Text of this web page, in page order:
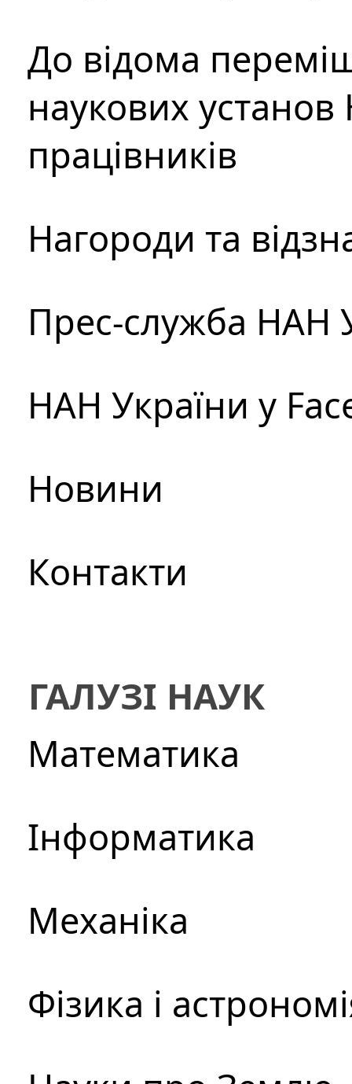
До відома
наукових установ
працівників
Нагороди та
Прес-служба НАН
НАН України у
Новини
Контакти
ГАЛУЗІ НАУК
Математика
Інформатика
Механіка
Фізика і